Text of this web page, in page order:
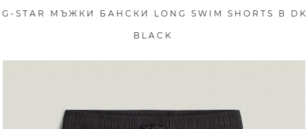
G-STAR МЪЖКИ БАНСКИ LONG SWIM SHORTS В DK
BLACK